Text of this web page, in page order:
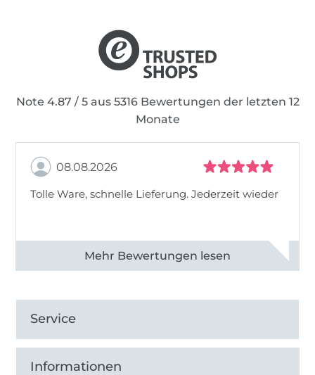
Note 4.87 / 5 aus 5316 Bewertungen der letzten 12
Monate
08.08.2026
Tolle Ware, schnelle Lieferung. Jederzeit wieder
Alle 83013 Bewertungen ansehen
Service
Informationen